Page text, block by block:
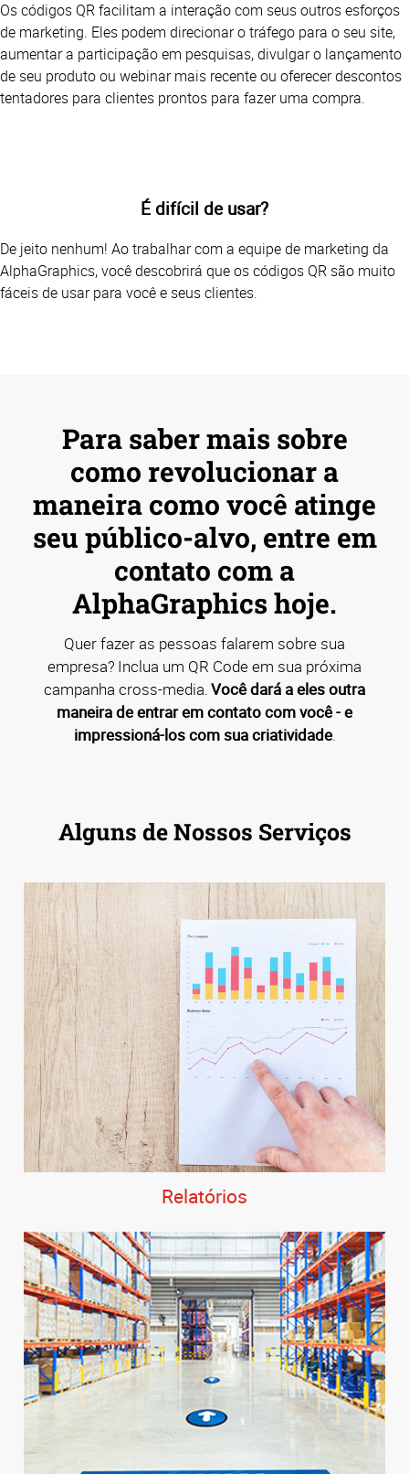
Os códigos QR facilitam a interação com seus outros esforços
de marketing. Eles podem direcionar o tráfego para o seu site,
aumentar a participação em pesquisas, divulgar o lançamento
de seu produto ou webinar mais recente ou oferecer descontos
tentadores para clientes prontos para fazer uma compra.
É difícil de usar?
De jeito nenhum! Ao trabalhar com a equipe de marketing da
AlphaGraphics, você descobrirá que os códigos QR são muito
fáceis de usar para você e seus clientes.
Para saber mais sobre
como revolucionar a
maneira como você atinge
seu público-alvo, entre em
contato com a
AlphaGraphics hoje.
Quer fazer as pessoas falarem sobre sua
empresa? Inclua um QR Code em sua próxima
campanha cross-media.Você dará a eles outra
maneira de entrar em contato com você - e
impressioná-los com sua criatividade.
Alguns de Nossos Serviços
Relatórios